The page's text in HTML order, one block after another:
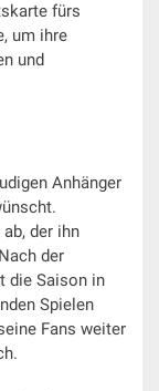
fürs
um ihre
und
Anhänger
der ihn
der
die Saison in
Spielen
Fans weiter